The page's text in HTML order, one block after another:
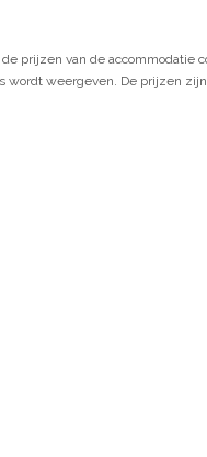
prijzen van de
weergeven. De prijzen